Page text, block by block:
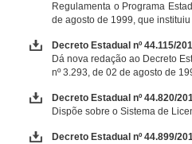
Regulamenta o Programa
de agosto de 1999, que
Decreto Estadual nº 44.115/
Dá nova redação ao Decreto
nº 3.293, de 02 de agosto de
Decreto Estadual nº 44.820/
Dispõe sobre o Sistema de
Decreto Estadual nº 44.899/